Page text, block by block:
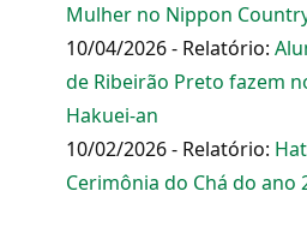
Mulher no Nippon
10/04/2026 - Relatório:
de Ribeirão Preto fazem
Hakuei-an
10/02/2026 - Relatório:
Cerimônia do Chá do ano